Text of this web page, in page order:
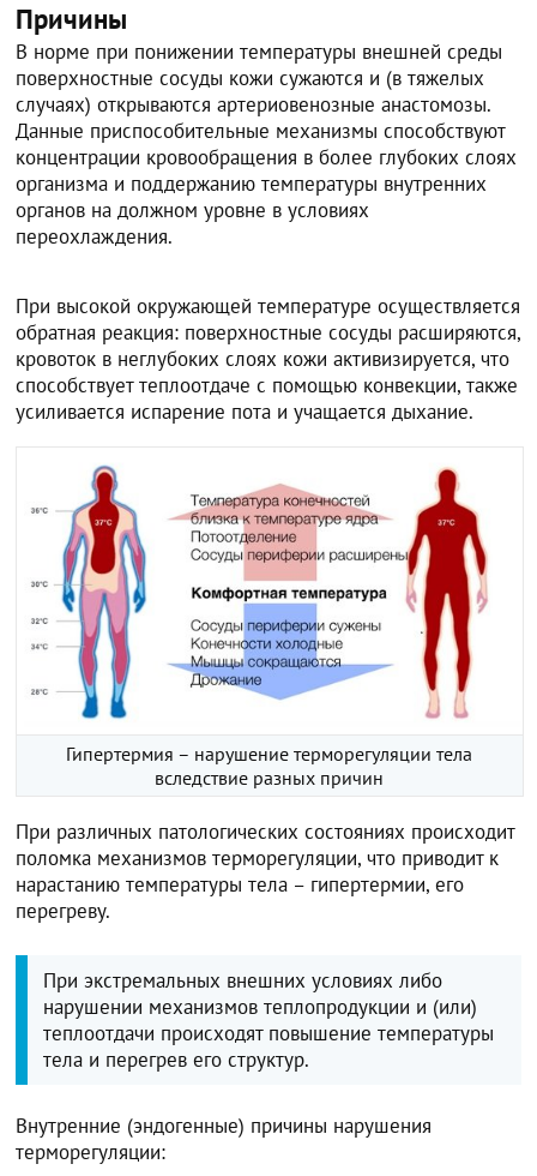
Причины
В норме при понижении температуры внешней среды
поверхностные сосуды кожи сужаются и (в тяжелых
случаях) открываются артериовенозные анастомозы.
Данные приспособительные механизмы способствуют
концентрации кровообращения в более глубоких слоях
организма и поддержанию температуры внутренних
органов на должном уровне в условиях
переохлаждения.
При высокой окружающей температуре осуществляется
обратная реакция: поверхностные сосуды расширяются,
кровоток в неглубоких слоях кожи активизируется, что
способствует теплоотдаче с помощью конвекции, также
усиливается испарение пота и учащается дыхание.
Гипертермия – нарушение терморегуляции тела
вследствие разных причин
При различных патологических состояниях происходит
поломка механизмов терморегуляции, что приводит к
нарастанию температуры тела – гипертермии, его
перегреву.
При экстремальных внешних условиях либо
нарушении механизмов теплопродукции и (или)
теплоотдачи происходят повышение температуры
тела и перегрев его структур.
Внутренние (эндогенные) причины нарушения
терморегуляции: